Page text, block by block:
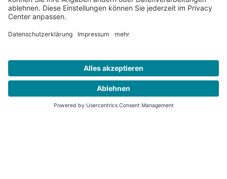
Impressum